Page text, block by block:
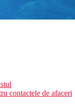
contactele de afaceri